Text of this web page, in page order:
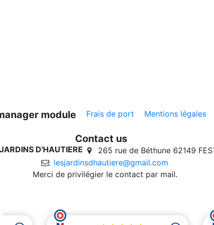
module Frais de port Mentions légales
Contact us
D'HAUTIERE 265 rue de Béthune 62149
lesjardinsdhautiere@gmail.com
Merci de privilégier le contact par mail.